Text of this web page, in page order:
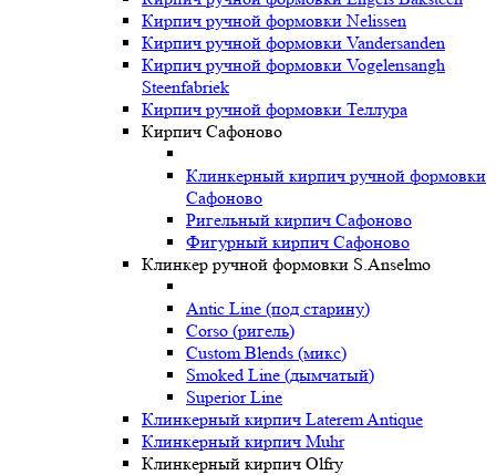
Кирпич ручной формовки Nelissen
Кирпич ручной формовки Vandersanden
Кирпич ручной формовки Vogelensangh
Steenfabriek
Кирпич ручной формовки Теллура
Кирпич Сафоново
Клинкерный кирпич ручной формовки
Сафоново
Ригельный кирпич Сафоново
Фигурный кирпич Сафоново
Клинкер ручной формовки S.Anselmo
Antic Line (под старину)
Corso (ригель)
Custom Blends (микс)
Smoked Line (дымчатый)
Superior Line
Клинкерный кирпич Laterem Antique
Клинкерный кирпич Muhr
Клинкерный кирпич Olfry